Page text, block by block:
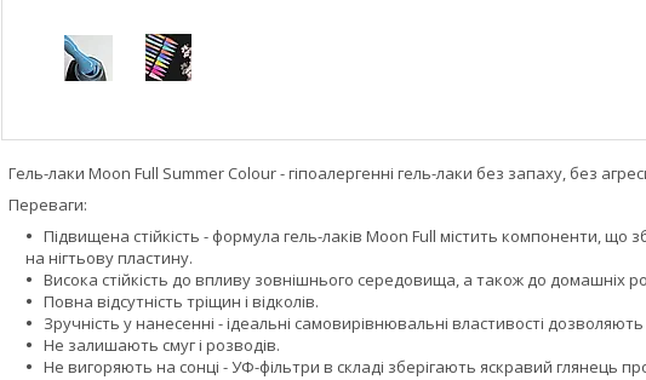
Гель-лаки Moon Full Summer Colour - гіпоалергенні гель-лаки без запаху, без
Переваги:
Підвищена стійкість - формула гель-лаків Moon Full містить компоненти,
на нігтьову пластину.
Висока стійкість до впливу зовнішнього середовища, а також до домашніх
Повна відсутність тріщин і відколів.
Зручність у нанесенні - ідеальні самовирівнювальні властивості
Не залишають смуг і розводів.
Не вигоряють на сонці - УФ-фільтри в складі зберігають яскравий глянець